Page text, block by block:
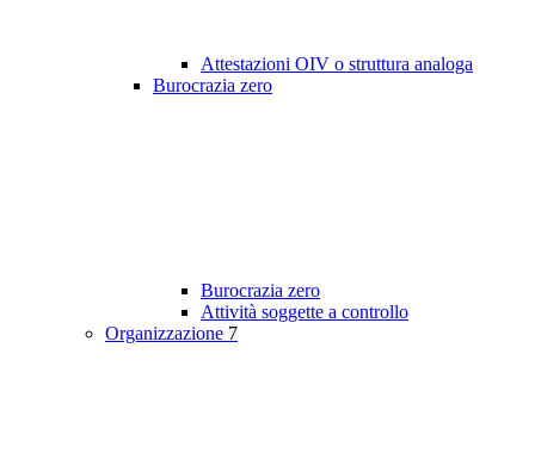
Attestazioni OIV o struttura analoga
Burocrazia zero
Burocrazia zero
Attività soggette a controllo
Organizzazione 7